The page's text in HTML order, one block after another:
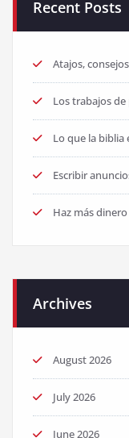
Recent Posts
Atajos,
Los trabajos
Lo que la biblia
Escribir
Haz más
Archives
August 2026
July 2026
June 2026